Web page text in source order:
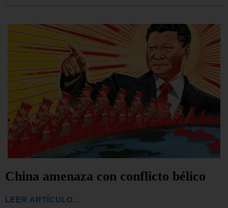
China amenaza con conflicto bélico
LEER ARTÍCULO...